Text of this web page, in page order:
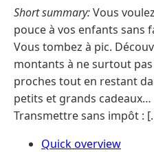
Short summary:Vous
pouce à vos enfants sans
Vous tombez à pic.
montants à ne surtout
proches tout en restant
petits et grands cadeaux…
Transmettre sans impôt :
Quick overview